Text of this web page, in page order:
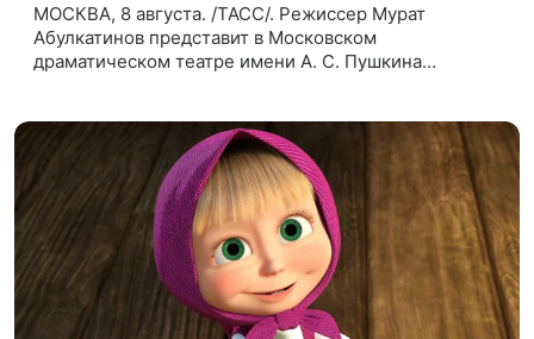
МОСКВА, 8 августа. /ТАСС/. Режиссер Мурат
Абулкатинов представит в Московском
драматическом театре имени А. С. Пушкина